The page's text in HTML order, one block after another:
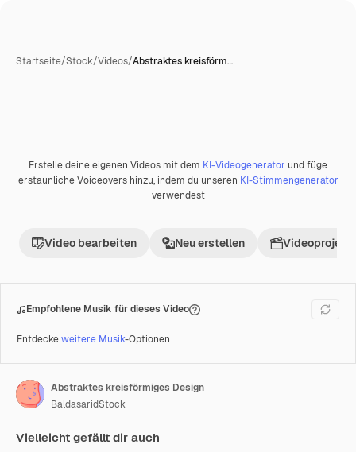
Startseite/Stock/Videos/Abstraktes kreisförm…
Erstelle deine eigenen Videos mit dem KI-Videogenerator und füge
erstaunliche Voiceovers hinzu, indem du unseren KI-Stimmengenerator
verwendest
Video bearbeiten Neu erstellen Videoprojekt
Empfohlene Musik für dieses Video
Entdeckeweitere Musik-Optionen
Abstraktes kreisförmiges Design
BaldasaridStock
Vielleicht gefällt dir auch